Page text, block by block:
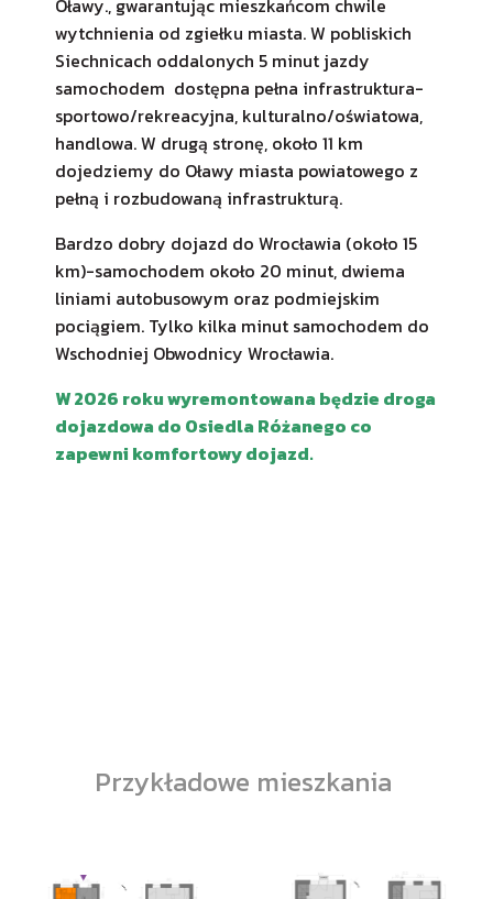
Oławy., gwarantując mieszkańcom chwile
wytchnienia od zgiełku miasta. W pobliskich
Siechnicach oddalonych 5 minut jazdy
samochodem dostępna pełna infrastruktura-
sportowo/rekreacyjna, kulturalno/oświatowa,
handlowa. W drugą stronę, około 11 km
dojedziemy do Oławy miasta powiatowego z
pełną i rozbudowaną infrastrukturą.
Bardzo dobry dojazd do Wrocławia (około 15
km)-samochodem około 20 minut, dwiema
liniami autobusowym oraz podmiejskim
pociągiem. Tylko kilka minut samochodem do
Wschodniej Obwodnicy Wrocławia.
W 2026 roku wyremontowana będzie droga
dojazdowa do Osiedla Różanego co
zapewni komfortowy dojazd.
Przykładowe mieszkania